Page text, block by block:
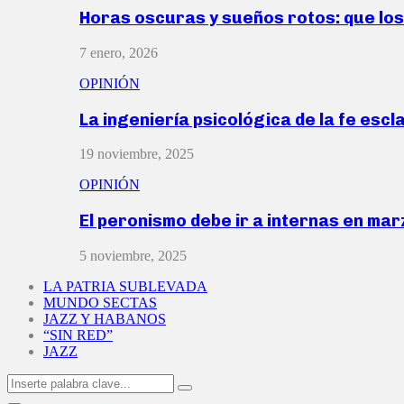
Horas oscuras y sueños rotos: que
7 enero, 2026
OPINIÓN
La ingeniería psicológica de la fe
19 noviembre, 2025
OPINIÓN
El peronismo debe ir a internas en
5 noviembre, 2025
LA PATRIA SUBLEVADA
MUNDO SECTAS
JAZZ Y HABANOS
“SIN RED”
JAZZ
Search
for:
Search